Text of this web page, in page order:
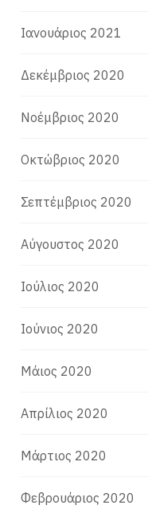
Ιανουάριος 2021
Δεκέμβριος 2020
Νοέμβριος 2020
Οκτώβριος 2020
Σεπτέμβριος 2020
Αύγουστος 2020
Ιούλιος 2020
Ιούνιος 2020
Μάιος 2020
Απρίλιος 2020
Μάρτιος 2020
Φεβρουάριος 2020